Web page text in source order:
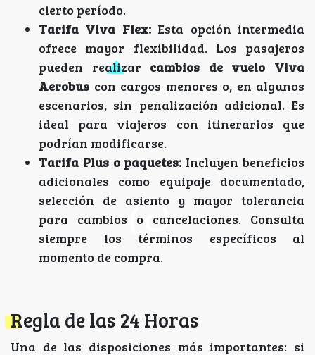
cierto período.
Tarifa Viva Flex:Esta opción intermedia
ofrece mayor flexibilidad. Los pasajeros
pueden realizar cambios de vuelo Viva
Aerobus con cargos menores o, en algunos
escenarios, sin penalización adicional. Es
ideal para viajeros con itinerarios que
podrían modificarse.
Tarifa Plus o paquetes: Incluyen beneficios
adicionales como equipaje documentado,
selección de asiento y mayor tolerancia
para cambios o cancelaciones. Consulta
siempre los términos específicos al
momento de compra.
Regla de las 24 Horas
Una de las disposiciones más importantes: si